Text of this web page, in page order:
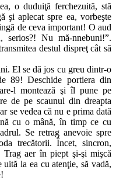
o duduiţă ferchezuită, stă
şi aplecat spre ea, vorbeşte
de ceva important! O aud
serios?! Nu mă-nnebuni!”.
destul dispreţ cât să
El se dă jos cu greu dintr-o
89! Deschide portiera din
l montează şi îl pune pe
de pe scaunul din dreapta
se vedea că nu e prima dată
cu o mână, în timp ce cu
Se retrag anevoie spre
trecătorii. Încet, sincron,
aer în piept şi-şi mişcă
la ea cu atenţie, să vadă,